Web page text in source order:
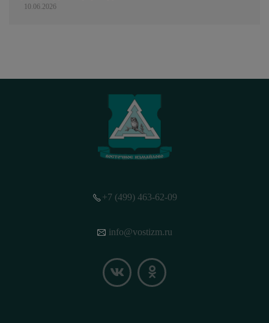
10.06.2026
+7 (499) 463-62-09
info@vostizm.ru